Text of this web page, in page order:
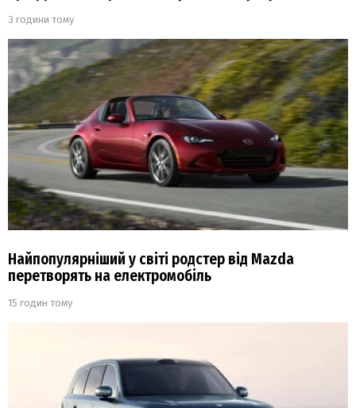
3 години тому
Найпопулярніший у світі родстер від Mazda
перетворять на електромобіль
15 годин тому